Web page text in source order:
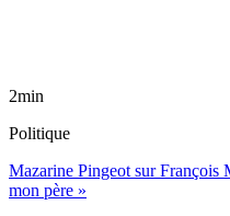
2min
Politique
Mazarine Pingeot sur François
mon père »